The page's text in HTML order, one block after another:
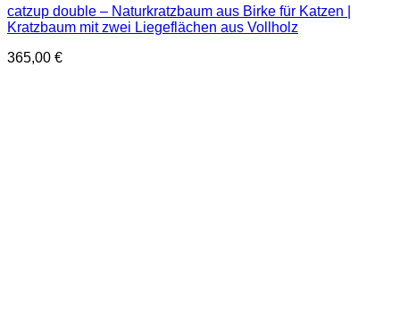
catzup double – Naturkratzbaum aus Birke für Katzen |
Kratzbaum mit zwei Liegeflächen aus Vollholz
365,00 €